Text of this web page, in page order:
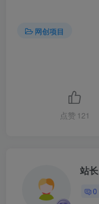
网创项目
点赞 121
站长
0